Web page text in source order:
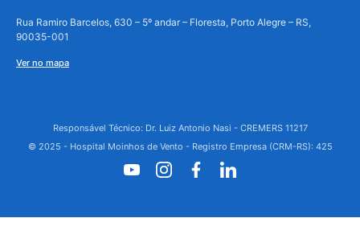
Rua Ramiro Barcelos, 630 – 5º andar – Floresta, Porto Alegre – RS,
90035-001
Ver no mapa
Responsável Técnico: Dr. Luiz Antonio Nasi - CREMERS 11217
© 2025 - Hospital Moinhos de Vento - Registro Empresa (CRM-RS): 425